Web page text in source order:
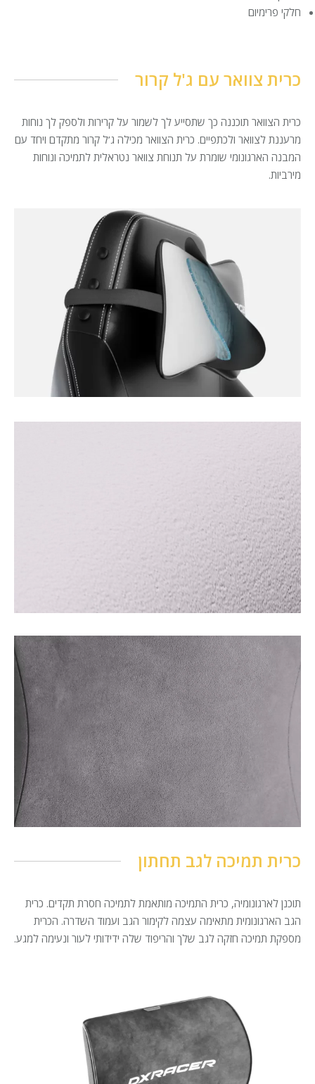
חלקי פרימיום
כרית צוואר עם ג'ל קרור
כרית הצוואר תוכננה כך שתסייע לך לשמור על קרירות ולספק לך נוחות
מרעננת לצוואר ולכתפיים. כרית הצוואר מכילה ג’ל קרור מתקדם ויחד עם
המבנה הארגונומי שומרת על תנוחת צוואר נטראלית לתמיכה ונוחות
מירביות.
כרית תמיכה לגב תחתון
תוכנן לארגונומיה, כרית התמיכה מותאמת לתמיכה חסרת תקדים. כרית
הגב הארגונומית מתאימה עצמה לקימור הגב ועמוד השדרה. הכרית
מספקת תמיכה חזקה לגב שלך והריפוד שלה ידידותי לעור ונעימה למגע.